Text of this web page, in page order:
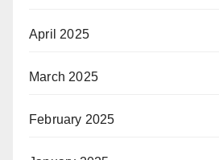
April 2025
March 2025
February 2025